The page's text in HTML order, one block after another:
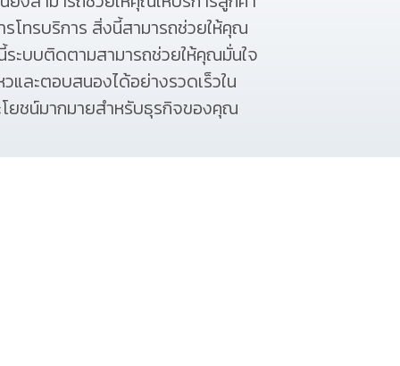
โทรบริการ สิ่งนี้สามารถช่วยให้คุณ
ะบบติดตามสามารถช่วยให้คุณมั่นใจ
ละตอบสนองได้อย่างรวดเร็วใน
โยชน์มากมายสำหรับธุรกิจของคุณ